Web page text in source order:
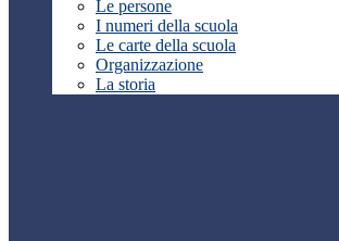
Le persone
I numeri della scuola
Le carte della scuola
Organizzazione
La storia